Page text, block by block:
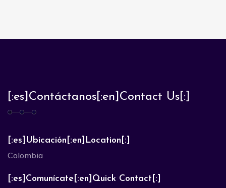
[:es]Contáctanos[:en]Contact Us[:]
[:es]Ubicación[:en]Location[:]
Colombia
[:es]Comunícate[:en]Quick Contact[:]